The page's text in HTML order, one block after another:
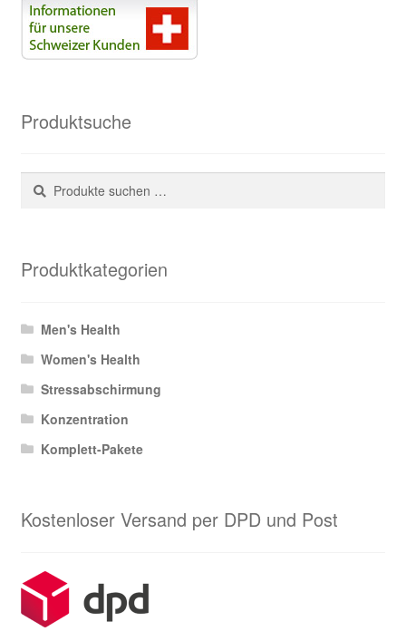
Produktsuche
Suchen
nach:
Suchen
Produktkategorien
Men's Health
Women's Health
Stressabschirmung
Konzentration
Komplett-Pakete
Kostenloser Versand per DPD und Post